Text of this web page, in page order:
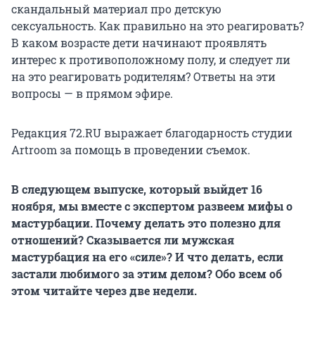
скандальный материал про детскую
сексуальность. Как правильно на это реагировать?
В каком возрасте дети начинают проявлять
интерес к противоположному полу, и следует ли
на это реагировать родителям? Ответы на эти
вопросы — в прямом эфире.
Редакция 72.RU выражает благодарность студии
Artroom за помощь в проведении съемок.
В следующем выпуске, который выйдет 16
ноября, мы вместе с экспертом развеем мифы о
мастурбации. Почему делать это полезно для
отношений? Сказывается ли мужская
мастурбация на его «силе»? И что делать, если
застали любимого за этим делом? Обо всем об
этом читайте через две недели.